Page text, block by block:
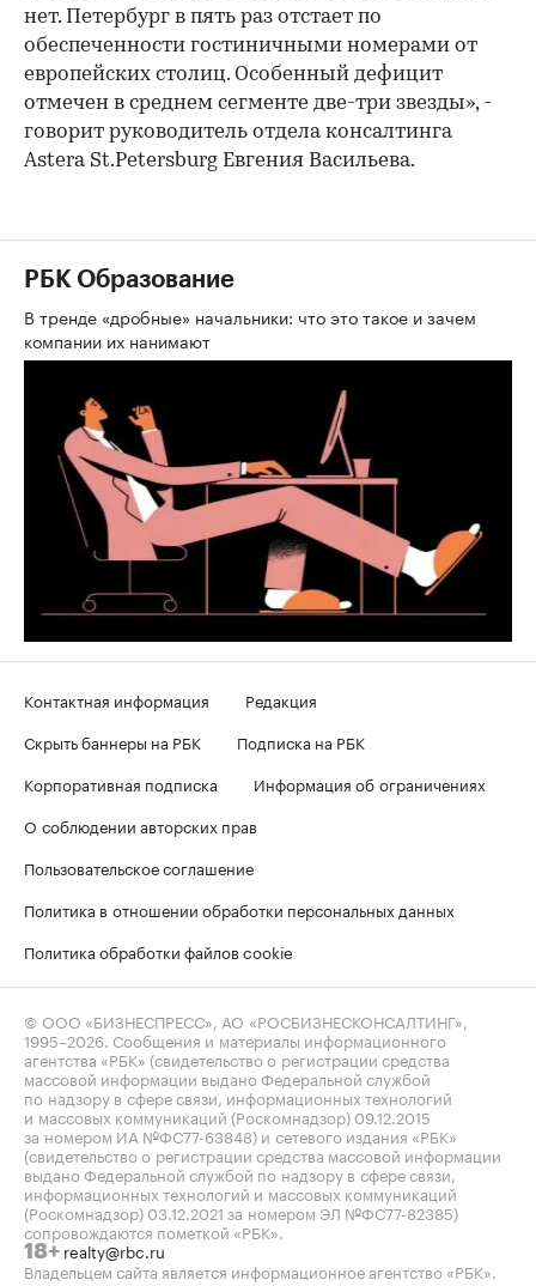
нет. Петербург в пять раз отстает по
обеспеченности гостиничными номерами от
европейских столиц. Особенный дефицит
отмечен в среднем сегменте две-три звезды», -
говорит руководитель отдела консалтинга
Astera St.Petersburg Евгения Васильева.
РБК Образование
В тренде «дробные» начальники: что это такое и зачем
компании их нанимают
Контактная информация
Редакция
Скрыть баннеры на РБК
Подписка на РБК
Корпоративная подписка
Информация об ограничениях
О соблюдении авторских прав
Пользовательское соглашение
Политика в отношении обработки персональных данных
Политика обработки файлов cookie
© ООО «БИЗНЕСПРЕСС», АО «РОСБИЗНЕСКОНСАЛТИНГ»,
1995–2026. Сообщения и материалы информационного
агентства «РБК» (свидетельство о регистрации средства
массовой информации выдано Федеральной службой
по надзору в сфере связи, информационных технологий
и массовых коммуникаций (Роскомнадзор) 09.12.2015
за номером ИА №ФС77-63848) и сетевого издания «РБК»
(свидетельство о регистрации средства массовой информации
выдано Федеральной службой по надзору в сфере связи,
информационных технологий и массовых коммуникаций
(Роскомнадзор) 03.12.2021 за номером ЭЛ №ФС77-82385)
сопровождаются пометкой «РБК».
18+ realty@rbc.ru
Владельцем сайта является информационное агентство «РБК».